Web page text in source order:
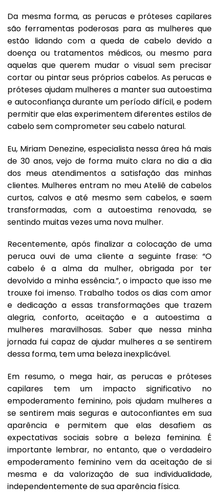
Da mesma forma, as perucas e próteses capilares
são ferramentas poderosas para as mulheres que
estão lidando com a queda de cabelo devido a
doença ou tratamentos médicos, ou mesmo para
aquelas que querem mudar o visual sem precisar
cortar ou pintar seus próprios cabelos. As perucas e
próteses ajudam mulheres a manter sua autoestima
e autoconfiança durante um período difícil, e podem
permitir que elas experimentem diferentes estilos de
cabelo sem comprometer seu cabelo natural.
Eu, Miriam Denezine, especialista nessa área há mais
de 30 anos, vejo de forma muito clara no dia a dia
dos meus atendimentos a satisfação das minhas
clientes. Mulheres entram no meu Ateliê de cabelos
curtos, calvos e até mesmo sem cabelos, e saem
transformadas, com a autoestima renovada, se
sentindo muitas vezes uma nova mulher.
Recentemente, após finalizar a colocação de uma
peruca ouvi de uma cliente a seguinte frase: “O
cabelo é a alma da mulher, obrigada por ter
devolvido a minha essência.”, o impacto que isso me
trouxe foi imenso. Trabalho todos os dias com amor
e dedicação a essas transformações que trazem
alegria, conforto, aceitação e a autoestima a
mulheres maravilhosas. Saber que nessa minha
jornada fui capaz de ajudar mulheres a se sentirem
dessa forma, tem uma beleza inexplicável.
Em resumo, o mega hair, as perucas e próteses
capilares tem um impacto significativo no
empoderamento feminino, pois ajudam mulheres a
se sentirem mais seguras e autoconfiantes em sua
aparência e permitem que elas desafiem as
expectativas sociais sobre a beleza feminina. É
importante lembrar, no entanto, que o verdadeiro
empoderamento feminino vem da aceitação de si
mesma e da valorização de sua individualidade,
independentemente de sua aparência física.